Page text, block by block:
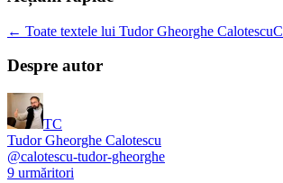
← Toate textele lui Tudor Gheorghe Calotescu
Despre autor
TC
Tudor Gheorghe Calotescu
@calotescu-tudor-gheorghe
9 urmăritori